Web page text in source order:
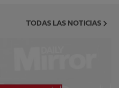
TODAS LAS NOTICIAS